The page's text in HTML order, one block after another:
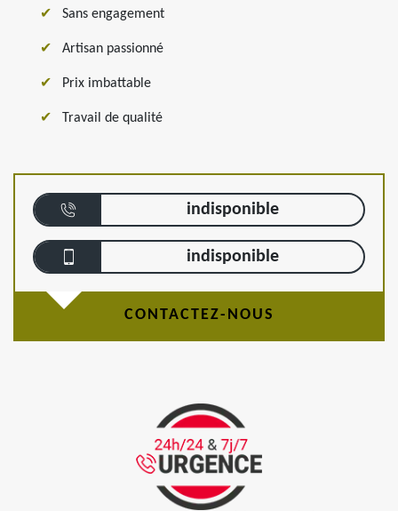
Sans engagement
Artisan passionné
Prix imbattable
Travail de qualité
indisponible
indisponible
CONTACTEZ-NOUS